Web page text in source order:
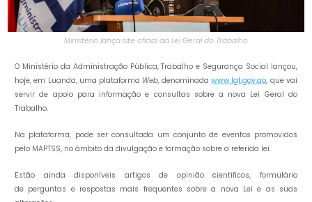
Ministério lança site oficial da Lei Geral do Trabalho
O Ministério da Administração Pública, Trabalho e Segurança Social lançou,
hoje, em Luanda, uma plataforma Web,denominadawww.lgt.gov.ao, que vai
servir de apoio para informação e consultas sobre a nova Lei Geral do
Trabalho.
Na plataforma, pode ser consultada um conjunto de eventos promovidos
pelo MAPTSS, no âmbito da divulgação e formação sobre a referida lei.
Estão ainda disponíveis artigos de opinião científicos, formulário
de perguntas e respostas mais frequentes sobre a nova Lei e as suas